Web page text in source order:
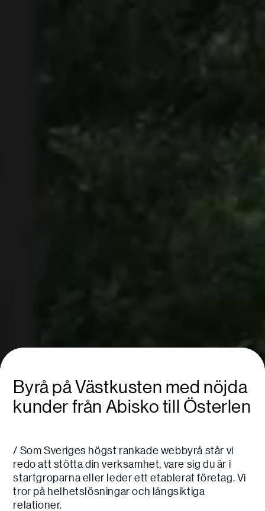
Byrå på Västkusten med nöjda
kunder från Abisko till Österlen
/ Som Sveriges högst rankade webbyrå står vi
redo att stötta din verksamhet, vare sig du är i
startgroparna eller leder ett etablerat företag. Vi
tror på helhetslösningar och långsiktiga
relationer.